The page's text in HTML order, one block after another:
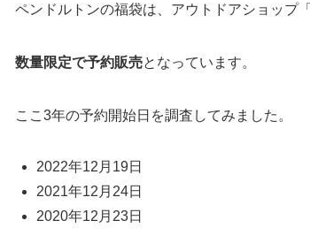
ペンドルトンの福袋は、アウトドアショップ
数量限定で予約販売となっています。
ここ3年の予約開始日を調査してみました。
2022年12月19日
2021年12月24日
2020年12月23日